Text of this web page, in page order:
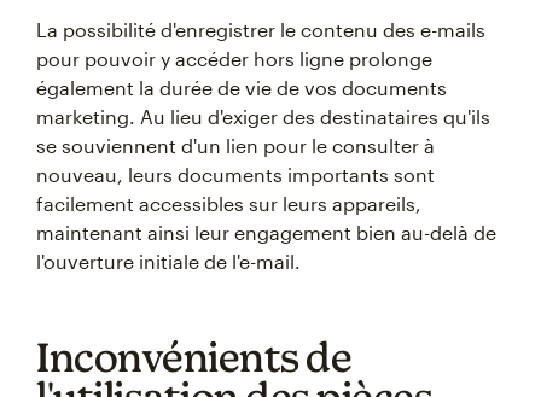
La possibilité d'enregistrer le contenu des e-mails
pour pouvoir y accéder hors ligne prolonge
également la durée de vie de vos documents
marketing. Au lieu d'exiger des destinataires qu'ils
se souviennent d'un lien pour le consulter à
nouveau, leurs documents importants sont
facilement accessibles sur leurs appareils,
maintenant ainsi leur engagement bien au-delà de
l'ouverture initiale de l'e-mail.
Inconvénients de